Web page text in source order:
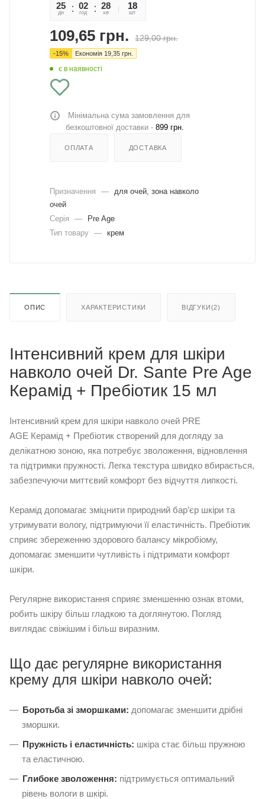
25
дн
02
год
28
хв
05
сек
18
шт
109,65 грн. 129,00грн.
-15% Економія 19,35 грн.
є в наявності
Мінімальна сума замовлення для
безкоштовної доставки - 899 грн.
ОПЛАТА ДОСТАВКА
Призначення —
для очей, зона навколо
очей
Серія
—
Pre Age
Тип товару — крем
ОПИС ХАРАКТЕРИСТИКИ ВІДГУКИ(2)
Інтенсивний крем для шкіри
навколо очей Dr. Sante Pre Age
Керамід + Пребіотик 15 мл
Інтенсивний крем для шкіри навколо очей PRE
AGE Керамід + Пребіотик створений для догляду за
делікатною зоною, яка потребує зволоження, відновлення
та підтримки пружності. Легка текстура швидко вбирається,
забезпечуючи миттєвий комфорт без відчуття липкості.
Керамід допомагає зміцнити природний бар’єр шкіри та
утримувати вологу, підтримуючи її еластичність. Пребіотик
сприяє збереженню здорового балансу мікробіому,
допомагає зменшити чутливість і підтримати комфорт
шкіри.
Регулярне використання сприяє зменшенню ознак втоми,
робить шкіру більш гладкою та доглянутою. Погляд
виглядає свіжішим і більш виразним.
Що дає регулярне використання
крему для шкіри навколо очей:
Боротьба зі зморшками: допомагає зменшити дрібні
зморшки.
Пружність і еластичність: шкіра стає більш пружною
та еластичною.
Глибоке зволоження: підтримується оптимальний
рівень вологи в шкірі.